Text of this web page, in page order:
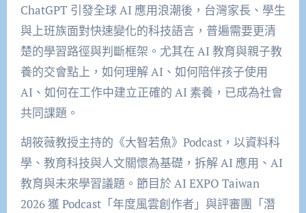
ChatGPT 引發全球 AI 應用浪潮後，台灣家長、學生
與上班族面對快速變化的科技語言，普遍需要更清
楚的學習路徑與判斷框架。尤其在 AI 教育與親子教
養的交會點上，如何理解 AI、如何陪伴孩子使用
AI、如何在工作中建立正確的 AI 素養，已成為社會
共同課題。
胡筱薇教授主持的《大智若魚》Podcast，以資料科
學、教育科技與人文關懷為基礎，拆解 AI 應用、AI
教育與未來學習議題。節目於 AI EXPO Taiwan
2026 獲 Podcast「年度風雲創作者」與評審團「潛